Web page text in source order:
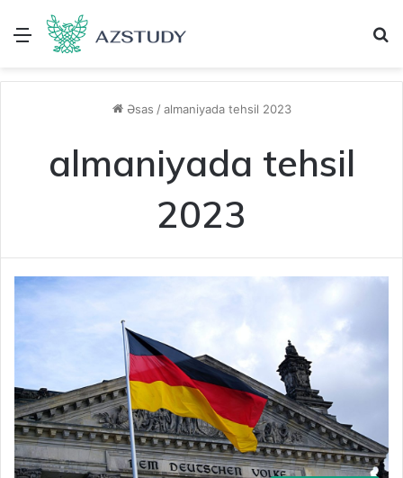
Menu
Əsas / almaniyada tehsil 2023
almaniyada tehsil
2023